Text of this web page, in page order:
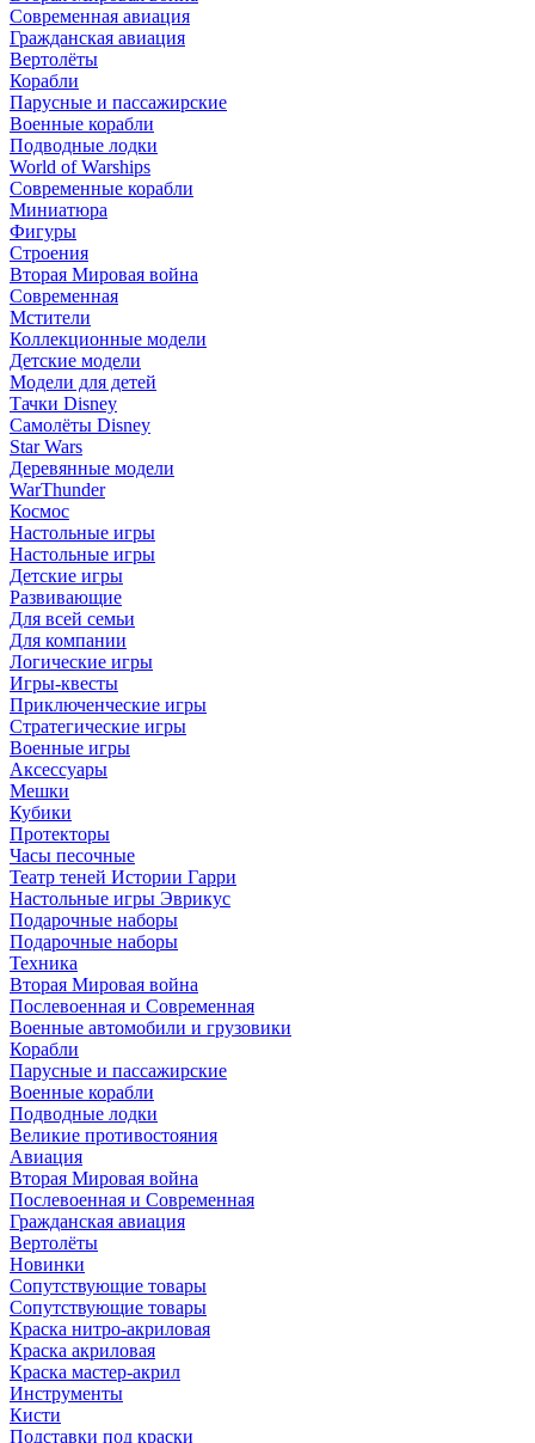
Современная авиация
Гражданская авиация
Вертолёты
Корабли
Парусные и пассажирские
Военные корабли
Подводные лодки
World of Warships
Современные корабли
Миниатюра
Фигуры
Строения
Вторая Мировая война
Современная
Мстители
Коллекционные модели
Детские модели
Модели для детей
Тачки Disney
Самолёты Disney
Star Wars
Деревянные модели
WarThunder
Космос
Настольные игры
Настольные игры
Детские игры
Развивающие
Для всей семьи
Для компании
Логические игры
Игры-квесты
Приключенческие игры
Стратегические игры
Военные игры
Аксессуары
Мешки
Кубики
Протекторы
Часы песочные
Театр теней Истории Гарри
Настольные игры Эврикус
Подарочные наборы
Подарочные наборы
Техника
Вторая Мировая война
Послевоенная и Современная
Военные автомобили и грузовики
Корабли
Парусные и пассажирские
Военные корабли
Подводные лодки
Великие противостояния
Авиация
Вторая Мировая война
Послевоенная и Современная
Гражданская авиация
Вертолёты
Новинки
Сопутствующие товары
Сопутствующие товары
Краска нитро-акриловая
Краска акриловая
Краска мастер-акрил
Инструменты
Кисти
Подставки под краски